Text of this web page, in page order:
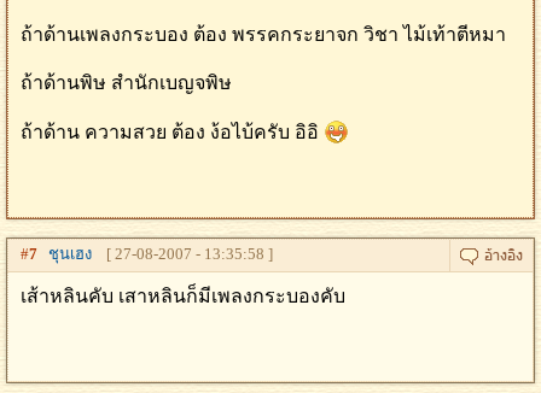
ถ้าด้านเพลงกระบอง ต้อง พรรคกระยาจก วิชา ไม้เท้าตีหมา
ถ้าด้านพิษ สํานักเบญจพิษ
ถ้าด้าน ความสวย ต้อง ง้อไบ้ครับ อิอิ
#7 ชุนเฮง [ 27-08-2007 - 13:35:58 ]
เส้าหลินคับ เสาหลินก็มีเพลงกระบองคับ